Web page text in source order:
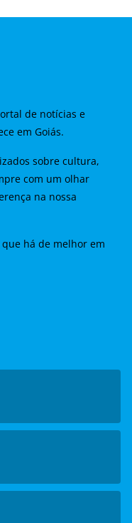
de notícias e
em Goiás.
sobre cultura,
com um olhar
na nossa
há de melhor em